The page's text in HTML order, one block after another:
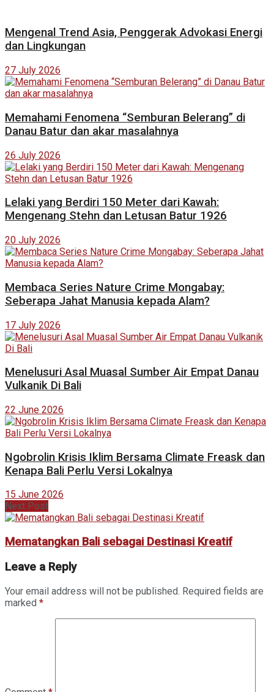
Mengenal Trend Asia, Penggerak Advokasi Energi
dan Lingkungan
27 July 2026
Memahami Fenomena “Semburan Belerang” di
Danau Batur dan akar masalahnya
26 July 2026
Lelaki yang Berdiri 150 Meter dari Kawah:
Mengenang Stehn dan Letusan Batur 1926
20 July 2026
Membaca Series Nature Crime Mongabay:
Seberapa Jahat Manusia kepada Alam?
17 July 2026
Menelusuri Asal Muasal Sumber Air Empat Danau
Vulkanik Di Bali
22 June 2026
Ngobrolin Krisis Iklim Bersama Climate Freask dan
Kenapa Bali Perlu Versi Lokalnya
15 June 2026
Next Post
Mematangkan Bali sebagai Destinasi Kreatif
Leave a Reply
Your email address will not be published. Required fields are
marked *